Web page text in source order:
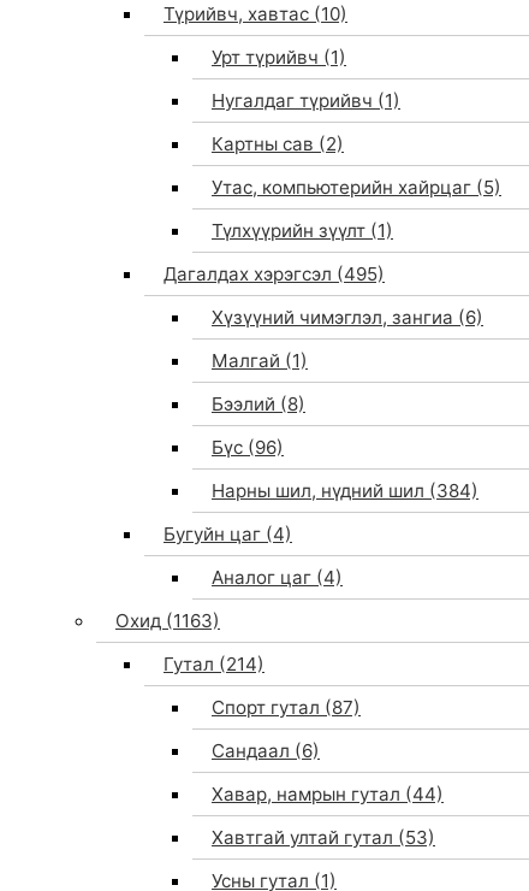
Түрийвч, хавтас (10)
Урт түрийвч (1)
Нугалдаг түрийвч (1)
Картны сав (2)
Утас, компьютерийн хайрцаг (5)
Түлхүүрийн зүүлт (1)
Дагалдах хэрэгсэл (495)
Хүзүүний чимэглэл, зангиа (6)
Малгай (1)
Бээлий (8)
Бүс (96)
Нарны шил, нүдний шил (384)
Бугуйн цаг (4)
Аналог цаг (4)
Охид (1163)
Гутал (214)
Спорт гутал (87)
Сандаал (6)
Хавар, намрын гутал (44)
Хавтгай ултай гутал (53)
Усны гутал (1)